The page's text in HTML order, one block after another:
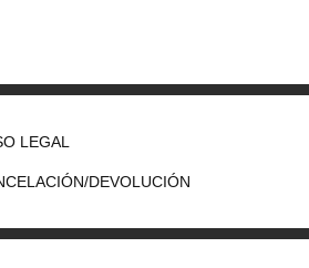
LEGAL
DEVOLUCIÓN